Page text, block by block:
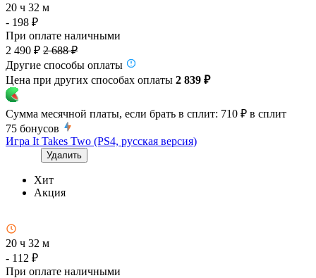
20 ч 32 м
- 198 ₽
При оплате наличными
2 490 ₽ 2 688 ₽
Другие способы оплаты
Цена при других способах оплаты 2 839 ₽
Сумма месячной платы, если брать в сплит: 710 ₽ в сплит
75 бонусов
Игра It Takes Two (PS4, русская версия)
Удалить
Хит
Акция
20 ч 32 м
- 112 ₽
При оплате наличными